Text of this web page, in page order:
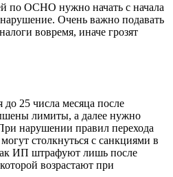
по ОСНО нужно начать с начала
Очень важно подавать
вовремя, иначе грозят
25 числа месяца после
лимиты, а далее нужно
нарушении правил перехода
столкнуться с санкциями в
ИП штрафуют лишь после
возрастают при